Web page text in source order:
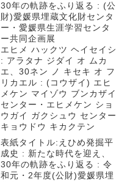
30年の軌跡をふり返る : (公
財)愛媛県埋蔵文化財センタ
ー・愛媛県生涯学習センタ
ー共同企画展
エヒメ ハックツ ヘイセイシ
: アラタナ ジダイ オ ムカ
エ、30ネン ノ キセキ オ フ
リカエル : (コウザイ) エヒ
メケン マイゾウ ブンカザイ
センター・エヒメケン ショ
ウガイ ガクシュウ センター
キョウドウ キカクテン
表紙タイトル:えひめ発掘平
成史 : 新たな時代を迎え、
30年の軌跡をふり返る : 令
和元・2年度(公財)愛媛県埋